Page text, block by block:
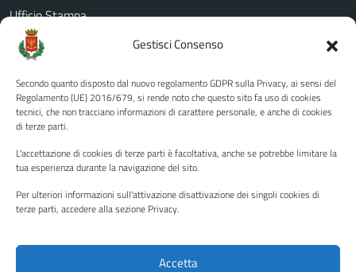
Gestisci Consenso
Secondo quanto disposto dal nuovo regolamento GDPR sulla Privacy, ai sensi del
Regolamento (UE) 2016/679, si rende noto che questo sito fa uso di cookies
tecnici, che non tracciano informazioni di carattere personale, e anche di cookies
di terze parti.
L'accettazione di cookies di terze parti è facoltativa, anche se potrebbe limitare la
tua esperienza durante la navigazione del sito.
Per ulteriori informazioni sull'attivazione disattivazione dei singoli cookies di
terze parti, accedere alla sezione Privacy.
Accetta
Ufficio Stampa
Amministrazione Trasparente
Albo pretorio
Informativa privacy
Note legali
Piano di miglioramento del sito
Instagram